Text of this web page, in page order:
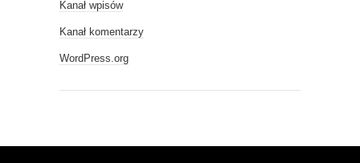
Kanał wpisów
Kanał komentarzy
WordPress.org